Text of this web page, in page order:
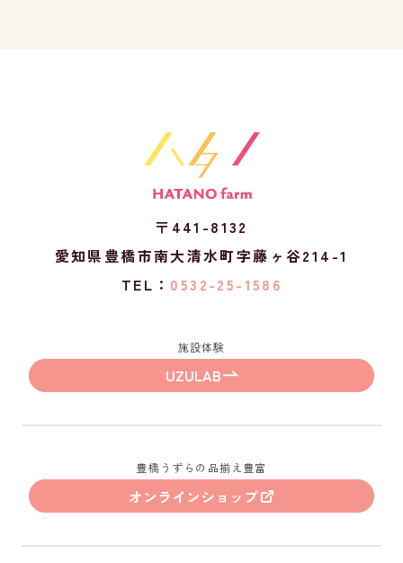
〒441-8132
愛知県豊橋市南大清水町字藤ヶ谷214-1
TEL： 0532-25-1586
施設体験
UZULAB
豊橋うずらの品揃え豊富
オンラインショップ